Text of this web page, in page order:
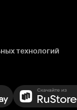
технологий